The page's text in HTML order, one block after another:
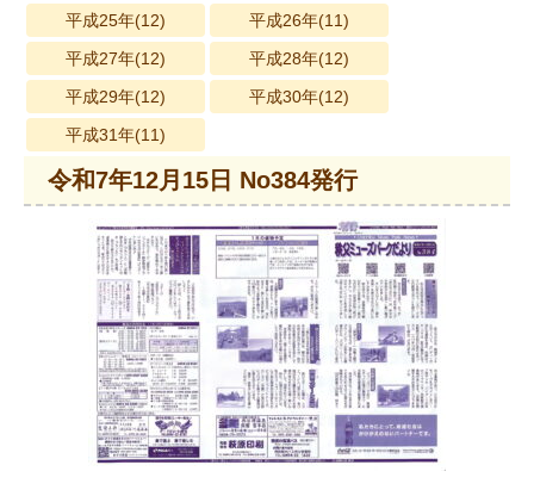
平成25年(12)
平成26年(11)
平成27年(12)
平成28年(12)
平成29年(12)
平成30年(12)
平成31年(11)
令和7年12月15日 No384発行